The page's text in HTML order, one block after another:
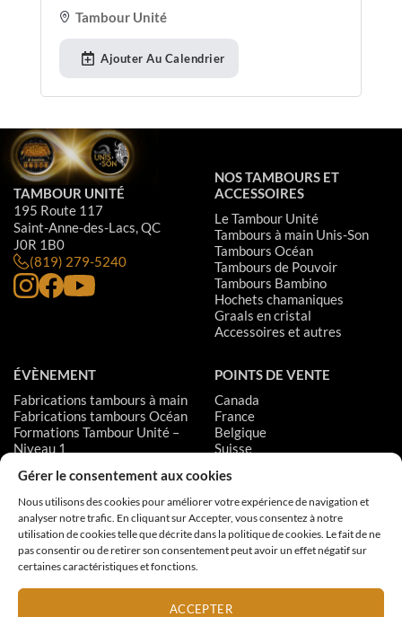
Gérer le consentement aux cookies
Nous utilisons des cookies pour améliorer votre expérience de navigation et
analyser notre trafic. En cliquant sur Accepter, vous consentez à notre
utilisation de cookies telle que décrite dans la politique de cookies. Le fait de ne
pas consentir ou de retirer son consentement peut avoir un effet négatif sur
certaines caractéristiques et fonctions.
ACCEPTER
Tambour Unité
Ajouter Au Calendrier
TAMBOUR UNITÉ
195 Route 117
Saint-Anne-des-Lacs, QC
J0R 1B0
(819) 279-5240
NOS TAMBOURS ET
ACCESSOIRES
Le Tambour Unité
Tambours à main Unis-Son
Tambours Océan
Tambours de Pouvoir
Tambours Bambino
Hochets chamaniques
Graals en cristal
Accessoires et autres
ÉVÈNEMENT
Fabrications tambours à main
Fabrications tambours Océan
Formations Tambour Unité –
Niveau 1
Niveau 2
Formations Tambour Unité –
Niveau 3
POINTS DE VENTE
Canada
France
Belgique
Suisse
Suède